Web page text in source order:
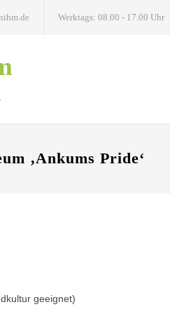
Werktags: 08.00 - 17.00 Uhr
‚Ankums Pride‘
geeignet)